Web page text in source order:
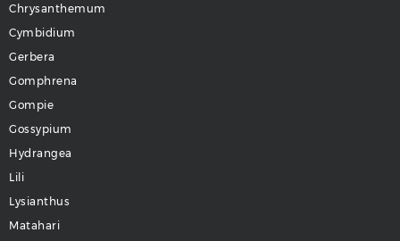
Chrysanthemum
Cymbidium
Gerbera
Gomphrena
Gompie
Gossypium
Hydrangea
Lili
Lysianthus
Matahari